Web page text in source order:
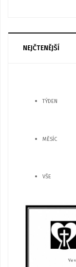
NEJČTENĚJŠÍ
TÝDEN
MĚSÍC
VŠE